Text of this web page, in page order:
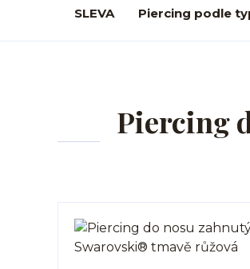
SLEVA Piercing podle
Piercing